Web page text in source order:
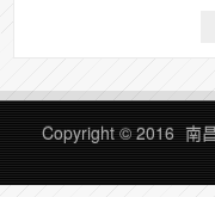
Copyright © 2016 南